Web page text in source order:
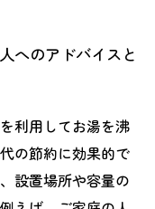
へのアドバイスと
利用してお湯を沸
の節約に効果的で
設置場所や容量の